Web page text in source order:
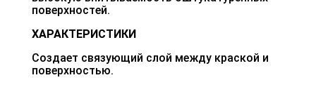
поверхностей.
ХАРАКТЕРИСТИКИ
Создает связующий слой между краской и
поверхностью.